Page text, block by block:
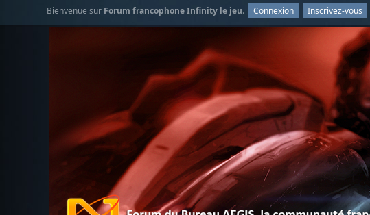
Bienvenue sur Forum francophone Infinity le jeu. Connexion Inscrivez-vous